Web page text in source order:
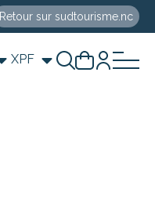
Retour sur sudtourisme.nc
XPF